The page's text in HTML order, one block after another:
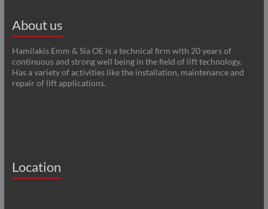
About us
Hamilakis Emm & Sia OE is a technical firm with 20 years of
continuous and strong well being in the field of lift technology.
Has a variety of activities like the installation, maintenance and
repair of lift applications.
Location